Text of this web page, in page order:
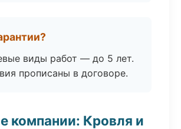
виды работ — до 5 лет.
прописаны в договоре.
компании: Кровля и